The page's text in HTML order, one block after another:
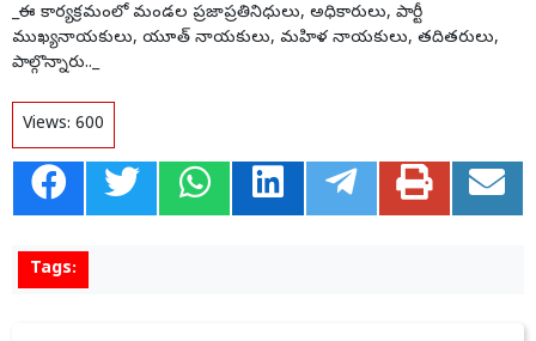
_ఈ కార్యక్రమంలో మండల ప్రజాప్రతినిధులు, అధికారులు, పార్టీ
ముఖ్యనాయకులు, యూత్ నాయకులు, మహిళ నాయకులు, తదితరులు,
పాల్గొన్నారు.._
Views: 600
Tags: